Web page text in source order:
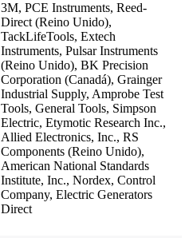
3M, PCE Instruments, Reed-
Direct (Reino Unido),
TackLifeTools, Extech
Instruments, Pulsar Instruments
(Reino Unido), BK Precision
Corporation (Canadá), Grainger
Industrial Supply, Amprobe Test
Tools, General Tools, Simpson
Electric, Etymotic Research Inc.,
Allied Electronics, Inc., RS
Components (Reino Unido),
American National Standards
Institute, Inc., Nordex, Control
Company, Electric Generators
Direct